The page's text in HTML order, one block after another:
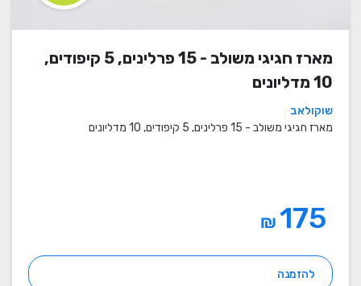
מארז חגיגי משולב - 15 פרלינים, 5 קיפודים,
10 מדליונים
שוקולאב
מארז חגיגי משולב - 15 פרלינים, 5 קיפודים, 10 מדליונים
₪
להזמנה